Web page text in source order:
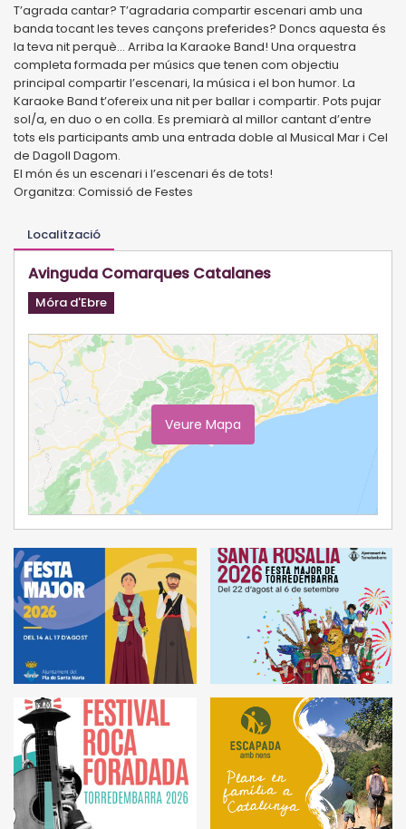
T’agrada cantar? T’agradaria compartir escenari amb una
banda tocant les teves cançons preferides? Doncs aquesta és
la teva nit perquè... Arriba la Karaoke Band! Una orquestra
completa formada per músics que tenen com objectiu
principal compartir l’escenari, la música i el bon humor. La
Karaoke Band t’ofereix una nit per ballar i compartir. Pots pujar
sol/a, en duo o en colla. Es premiarà al millor cantant d’entre
tots els participants amb una entrada doble al Musical Mar i Cel
de Dagoll Dagom.
El món és un escenari i l’escenari és de tots!
Organitza: Comissió de Festes
Localització
Avinguda Comarques Catalanes
Móra d'Ebre
Veure Mapa